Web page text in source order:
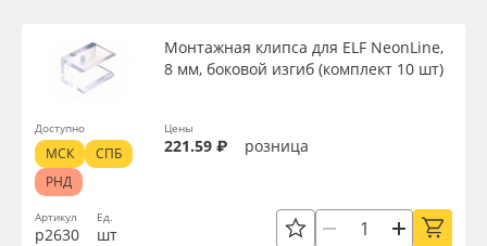
Артикул
р2630
Монтажная клипса для ELF NeonLine,
8 мм, боковой изгиб (комплект 10 шт)
Ед.
шт
Цены
221.59 ₽ розница
Доступно
МСК
СПБ
РНД